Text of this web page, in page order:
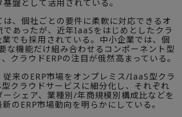
盤として活用されている。
、個社ごとの要件に柔軟に対応できるオ
であったが、近年IaaSをはじめとしたクラ
業でも採用されている。中小企業では、個
な機能だけ組み合わせるコンポーネント型
クラウドERPの注目が俄然高まっている。
来のERP市場をオンプレミス/IaaS型クラ
クラウドサービスに細分化し、それぞれ
シェア、業種別/年商規模別構成比などを
のERP市場動向を明らかにしている。